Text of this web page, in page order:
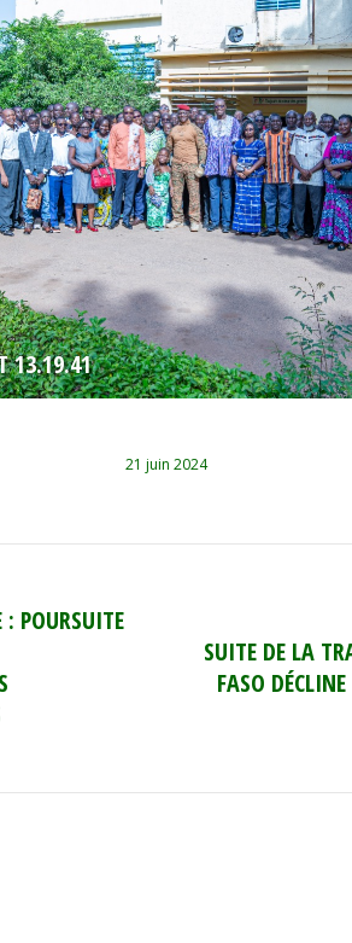
13.19.41
21 juin 2024
: POURSUITE
Onglet
SUITE DE LA
FASO